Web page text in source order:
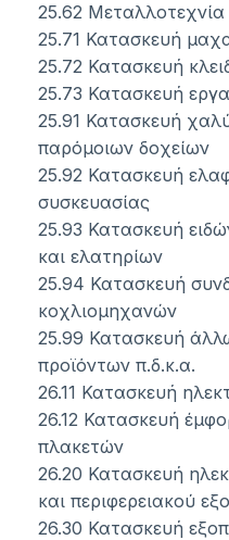
25.62 Μεταλλοτεχνία
25.71 Κατασκευή
25.72 Κατασκευή
25.73 Κατασκευή
25.91 Κατασκευή
παρόμοιων δοχείων
25.92 Κατασκευή
συσκευασίας
25.93 Κατασκευή
και ελατηρίων
25.94 Κατασκευή
κοχλιομηχανών
25.99 Κατασκευή
προϊόντων π.δ.κ.α.
26.11 Κατασκευή
26.12 Κατασκευή
πλακετών
26.20 Κατασκευή
και περιφερειακού
26.30 Κατασκευή